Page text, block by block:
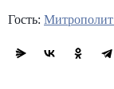
Гость: